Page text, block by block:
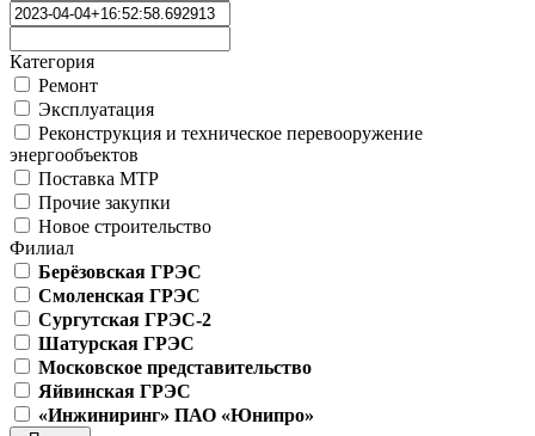
Категория
Ремонт
Эксплуатация
Реконструкция и техническое перевооружение
энергообъектов
Поставка МТР
Прочие закупки
Новое строительство
Филиал
Берёзовская ГРЭС
Смоленская ГРЭС
Сургутская ГРЭС-2
Шатурская ГРЭС
Московское представительство
Яйвинская ГРЭС
«Инжиниринг» ПАО «Юнипро»